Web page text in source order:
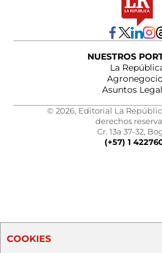
NUESTROS
La
Asuntos
© 2026, Editorial La
derechos
Cr. 13a 37-32,
(+57) 1
COOKIES